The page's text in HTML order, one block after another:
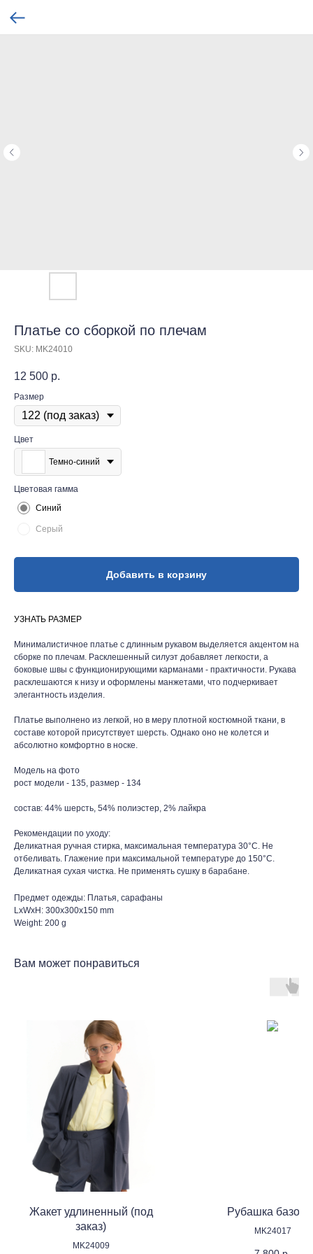
Платье со сборкой по плечам
SKU: MK24010
12 500 р.
Размер
Цвет
Темно-синий
Цветовая гамма
Синий
Серый
Добавить в корзину
УЗНАТЬ РАЗМЕР
Минималистичное платье с длинным рукавом выделяется акцентом на
сборке по плечам. Расклешенный силуэт добавляет легкости, а
боковые швы с функционирующими карманами - практичности. Рукава
расклешаются к низу и оформлены манжетами, что подчеркивает
элегантность изделия.
Платье выполнено из легкой, но в меру плотной костюмной ткани, в
составе которой присутствует шерсть. Однако оно не колется и
абсолютно комфортно в носке.
Модель на фото
рост модели - 135, размер - 134
состав: 44% шерсть, 54% полиэстер, 2% лайкра
Рекомендации по уходу:
Деликатная ручная стирка, максимальная температура 30°С. Не
отбеливать. Глажение при максимальной температуре до 150°С.
Деликатная сухая чистка. Не применять сушку в барабане.
Предмет одежды: Платья, сарафаны
LxWxH: 300x300x150 mm
Weight: 200 g
Вам может понравиться
Жакет удлиненный (под
заказ)
MK24009
Рубашка
MK24017